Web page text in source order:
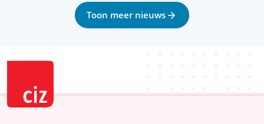
Toon meer nieuws